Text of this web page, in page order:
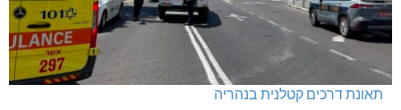
תאונת דרכים קטלנית בנהריה